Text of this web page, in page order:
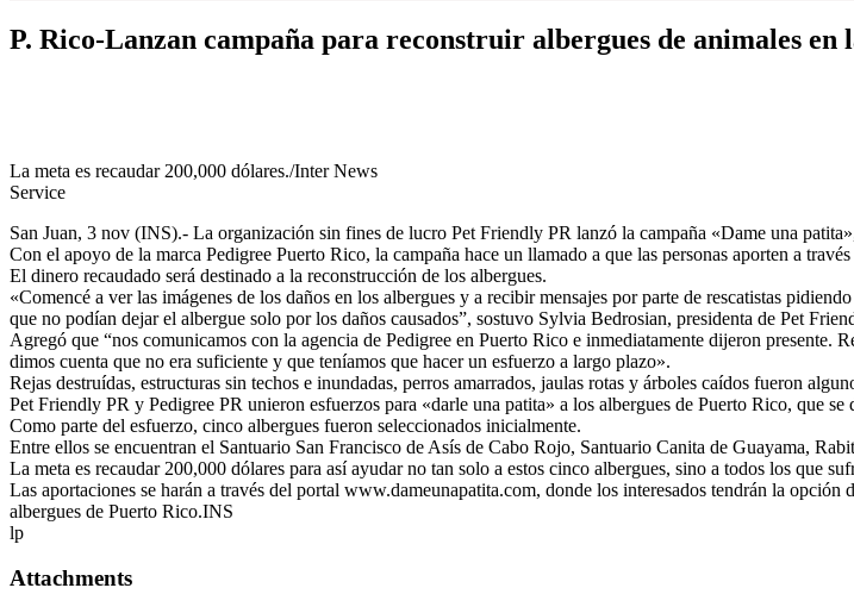
P. Rico-Lanzan campaña para reconstruir albergues de animales en
La meta es recaudar 200,000 dólares./Inter News
Service
San Juan, 3 nov (INS).- La organización sin fines de lucro Pet Friendly PR lanzó la campaña «Dame una
Con el apoyo de la marca Pedigree Puerto Rico, la campaña hace un llamado a que las personas aporten a
El dinero recaudado será destinado a la reconstrucción de los albergues.
«Comencé a ver las imágenes de los daños en los albergues y a recibir mensajes por parte de rescatistas
que no podían dejar el albergue solo por los daños causados”, sostuvo Sylvia Bedrosian, presidenta de Pet
Agregó que “nos comunicamos con la agencia de Pedigree en Puerto Rico e inmediatamente dijeron
dimos cuenta que no era suficiente y que teníamos que hacer un esfuerzo a largo plazo».
Rejas destruídas, estructuras sin techos e inundadas, perros amarrados, jaulas rotas y árboles caídos fueron
Pet Friendly PR y Pedigree PR unieron esfuerzos para «darle una patita» a los albergues de Puerto Rico, que
Como parte del esfuerzo, cinco albergues fueron seleccionados inicialmente.
Entre ellos se encuentran el Santuario San Francisco de Asís de Cabo Rojo, Santuario Canita de Guayama,
La meta es recaudar 200,000 dólares para así ayudar no tan solo a estos cinco albergues, sino a todos los que
Las aportaciones se harán a través del portal www.dameunapatita.com, donde los interesados tendrán la
albergues de Puerto Rico.INS
lp
Attachments